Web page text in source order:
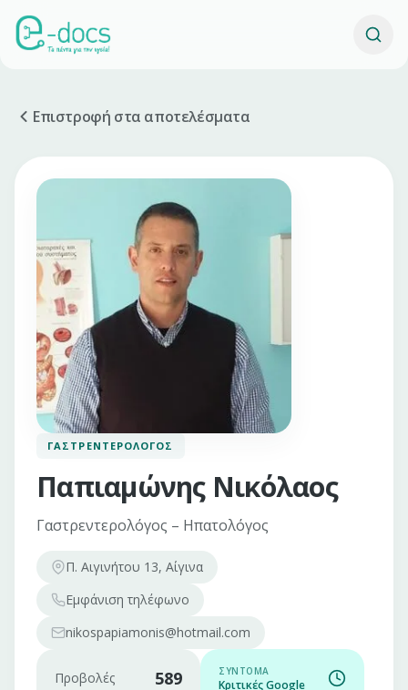
Επιστροφή στα αποτελέσματα
ΓΑΣΤΡΕΝΤΕΡΟΛΌΓΟΣ
Παπιαμώνης Νικόλαος
Γαστρεντερολόγος – Ηπατολόγος
Π. Αιγινήτου 13, Αίγινα
Εμφάνιση τηλέφωνο
nikospapiamonis@hotmail.com
Προβολές 589 ΣΎΝΤΟΜΑ
Κριτικές Google